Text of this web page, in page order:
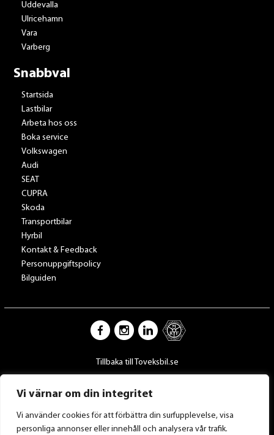
Vi värnar om din integritet
Vi använder cookies för att förbättra din surfupplevelse, visa
personliga annonser eller innehåll och analysera vår trafik.
Uddevalla
Ulricehamn
Vara
Varberg
Snabbval
Startsida
Lastbilar
Arbeta hos oss
Boka service
Volkswagen
Audi
SEAT
CUPRA
Skoda
Transportbilar
Hyrbil
Kontakt & Feedback
Personuppgiftspolicy
Bilguiden
Tillbaka till Toveksbil.se